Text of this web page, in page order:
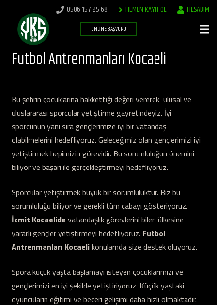
0506 157 25 68 HEMEN KAYIT OL HESABIM
ONLINE BAŞVURU
Futbol Antrenmanları Kocaeli
Bu şehrin çocuklarına hakkettiği değeri vererek ulusal ve
uluslararası sporcular yetiştirme gayretindeyiz. İyi
sporcunun yanı sıra gençlerimize iyi bir vatandaş
olabilmelerini hedefliyoruz. Geleceğimiz olan gençlerimizi iyi
yetiştirmek hepimizin görevidir. Bu sorumluluğun önemini
biliyor ve başarı ile gerçekleştirmeyi hedefliyoruz.
Sporcular yetiştirmek büyük bir sorumluluktur. Biz bu
sorumluluğu biliyor ve gerekli tüm çabayı gösteriyoruz.
İzmit Kocaelide vatandaşlık görevlerini bilen ülkesine
yararlı gençler yetiştirmeyi hedefliyoruz. Futbol
Antrenmanları Kocaelikonularnda size destek oluyoruz.
Spora küçük yaşta başlamayı isteyen çocuklarımızı ve
gençlerimizi en iyi şekilde yetiştiriyoruz. Küçük yaştaki
oyuncuların eğitimi ve beceri gelişimi daha hızlı olmaktadır.